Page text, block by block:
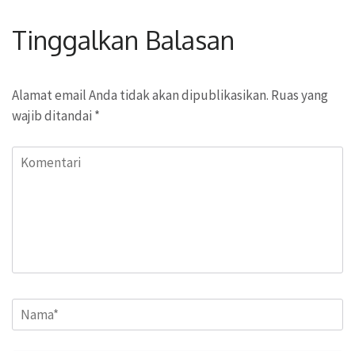
Tinggalkan Balasan
Alamat email Anda tidak akan dipublikasikan. Ruas yang
wajib ditandai *
Komentari
Name*